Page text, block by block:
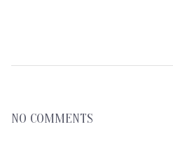
NO COMMENTS